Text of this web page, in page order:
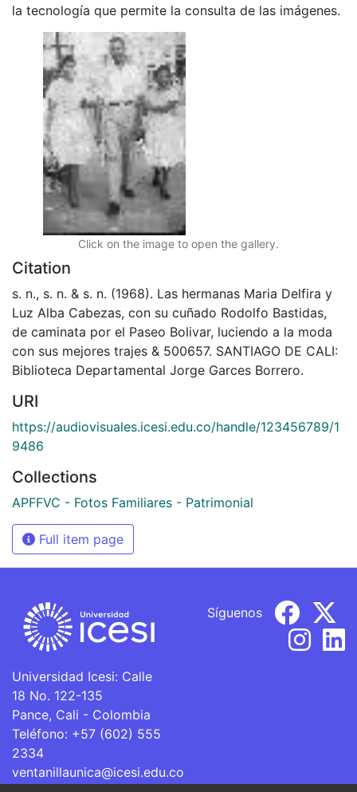
la tecnología que permite la consulta de las imágenes.
Click on the image to open the gallery.
Citation
s. n., s. n. & s. n. (1968). Las hermanas Maria Delfira y
Luz Alba Cabezas, con su cuñado Rodolfo Bastidas,
de caminata por el Paseo Bolivar, luciendo a la moda
con sus mejores trajes & 500657. SANTIAGO DE CALI:
Biblioteca Departamental Jorge Garces Borrero.
URI
https://audiovisuales.icesi.edu.co/handle/123456789/1
9486
Collections
APFFVC - Fotos Familiares - Patrimonial
Full item page
Universidad Icesi: Calle
18 No. 122-135
Pance, Cali - Colombia
Teléfono: +57 (602) 555
2334
ventanillaunica@icesi.edu.co
Síguenos